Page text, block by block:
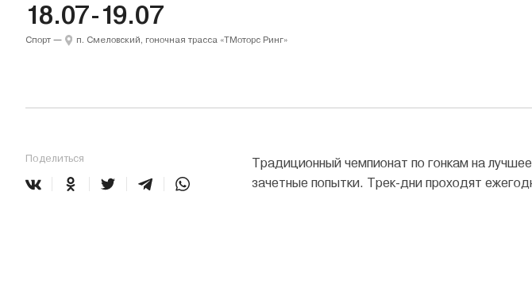
18.07-19.07
Спорт — п. Смеловский, гоночная трасса «ТМоторс Ринг»
Поделиться
Традиционный чемпионат по гонкам на
зачетные попытки. Трек-дни проходят